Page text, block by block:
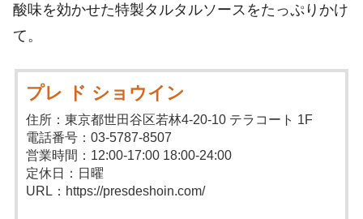
酸味を効かせた特製タルタルソースをたっぷりかけ
て。
プレ ド ショウイン
住所：東京都世田谷区若林4-20-10 テラコート 1F
電話番号：03-5787-8507
営業時間：12:00-17:00 18:00-24:00
定休日：日曜
URL：https://presdeshoin.com/